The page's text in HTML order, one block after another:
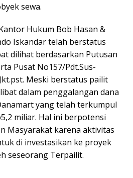
sewa.
Hukum Bob Hasan &
Iskandar telah berstatus
dilihat berdasarkan Putusan
Pusat No157/Pdt.Sus-
Meski berstatus pailit
dalam penggalangan dana
yang telah terkumpul
miliar. Hal ini berpotensi
Masyarakat karena aktivitas
di investasikan ke proyek
seseorang Terpailit.